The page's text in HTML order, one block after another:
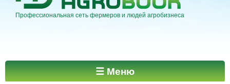
Профессиональная сеть фермеров и людей агробизнеса
Главное меню ☰ Меню